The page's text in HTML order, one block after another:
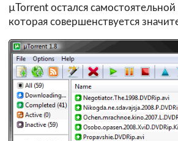
µTorrent остался
которая совершенствуется